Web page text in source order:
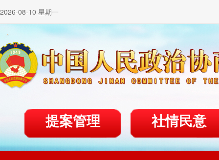
2026-08-10 星期一
提案管理 社情民意